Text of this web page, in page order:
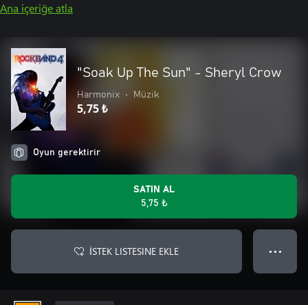
Ana içeriğe atla
"Soak Up The Sun" - Sheryl Crow
Harmonix • Müzik
5,75 ₺
Oyun gerektirir
SATIN AL
5,75 ₺
İSTEK LISTESINE EKLE ● ● ●